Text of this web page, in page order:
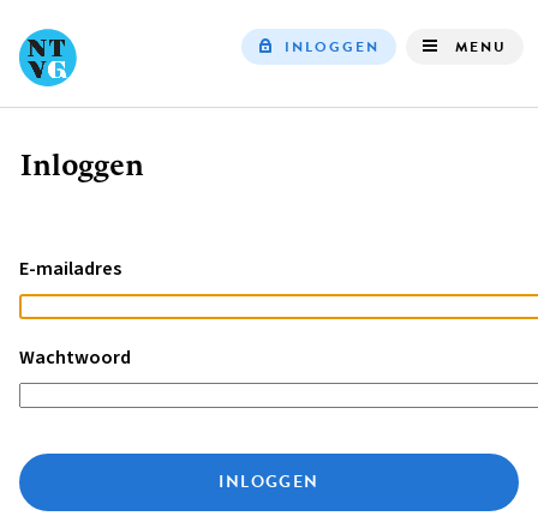
INLOGGEN MENU
Kruimelpad
Inloggen
E-mailadres
Wachtwoord
INLOGGEN